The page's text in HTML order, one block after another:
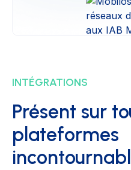
INTÉGRATIONS
Présent sur
plateformes